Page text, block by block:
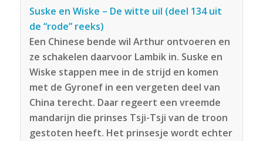
Suske en Wiske – De witte uil (deel 134 uit
de “rode” reeks)
Een Chinese bende wil Arthur ontvoeren en
ze schakelen daarvoor Lambik in. Suske en
Wiske stappen mee in de strijd en komen
met de Gyronef in een vergeten deel van
China terecht. Daar regeert een vreemde
mandarijn die prinses Tsji-Tsji van de troon
gestoten heeft. Het prinsesje wordt echter